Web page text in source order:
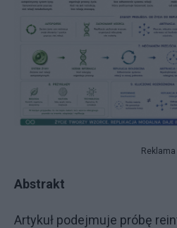
Reklama
Abstrakt
Artykuł podejmuje próbę